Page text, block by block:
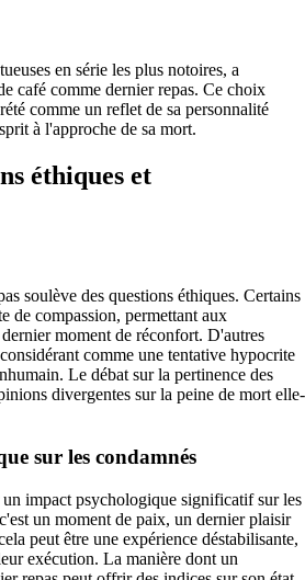
en série les plus notoires, a
café comme dernier repas. Ce choix
comme un reflet de sa personnalité
à l'approche de sa mort.
éthiques et
soulève des questions éthiques. Certains
de compassion, permettant aux
moment de réconfort. D'autres
comme une tentative hypocrite
Le débat sur la pertinence des
divergentes sur la peine de mort elle-
sur les condamnés
impact psychologique significatif sur les
un moment de paix, un dernier plaisir
peut être une expérience déstabilisante,
exécution. La manière dont un